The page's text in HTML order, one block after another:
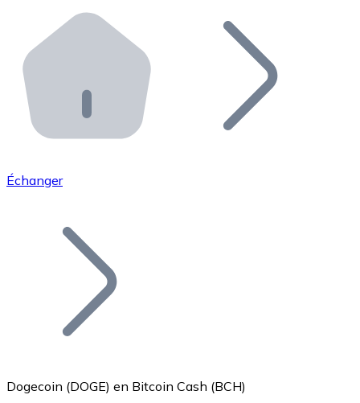
Distributeurs automatiques Bitnovo
Intégrez un ATM Bitnovo dans votre entreprise et
API Bitnovo
Intégrez notre API dans votre écosystème.
Rejoignez notre réseau de distributeurs et
Ajoutez le token de votre projet à notre service
Échanger
Dogecoin (DOGE) en Bitcoin Cash (BCH)